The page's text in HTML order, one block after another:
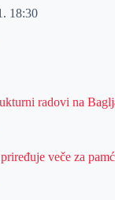
18:30
radovi na
veče za